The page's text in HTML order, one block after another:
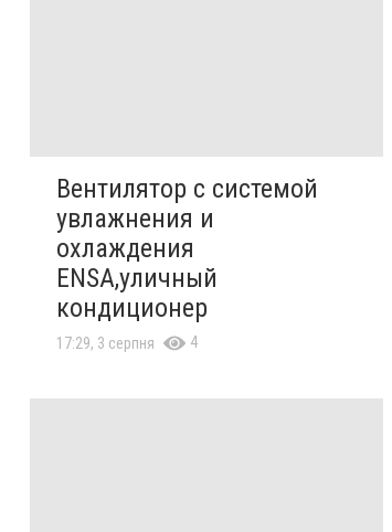
Вентилятор с системой
увлажнения и
охлаждения
ENSA,уличный
кондиционер
17:29, 3 серпня 4